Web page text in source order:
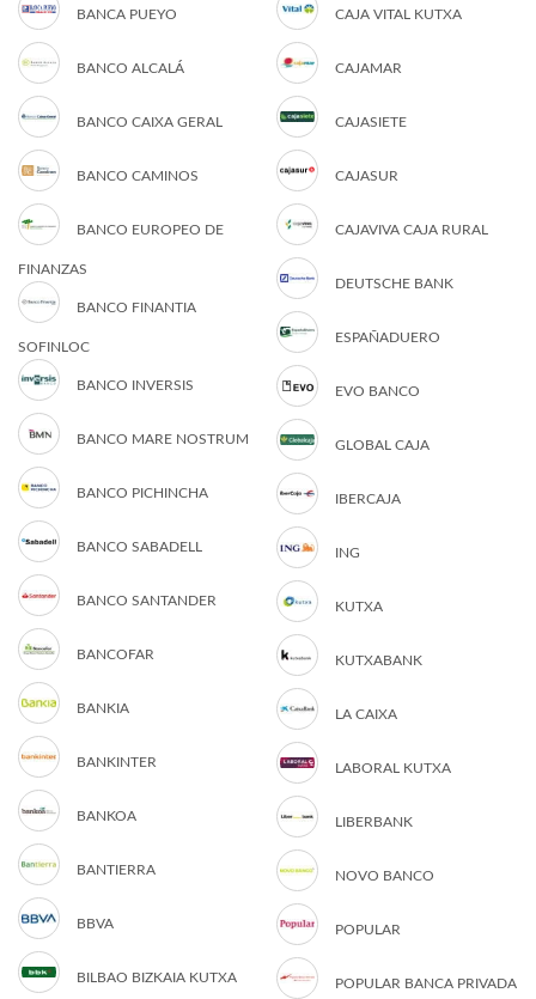
BANCA PUEYO
BANCO ALCALÁ
BANCO CAIXA GERAL
BANCO CAMINOS
BANCO EUROPEO DE
FINANZAS
BANCO FINANTIA
SOFINLOC
BANCO INVERSIS
BANCO MARE NOSTRUM
BANCO PICHINCHA
BANCO SABADELL
BANCO SANTANDER
BANCOFAR
BANKIA
BANKINTER
BANKOA
BANTIERRA
BBVA
BILBAO BIZKAIA KUTXA
CAJA VITAL KUTXA
CAJAMAR
CAJASIETE
CAJASUR
CAJAVIVA CAJA RURAL
DEUTSCHE BANK
ESPAÑADUERO
EVO BANCO
GLOBAL CAJA
IBERCAJA
ING
KUTXA
KUTXABANK
LA CAIXA
LABORAL KUTXA
LIBERBANK
NOVO BANCO
POPULAR
POPULAR BANCA PRIVADA